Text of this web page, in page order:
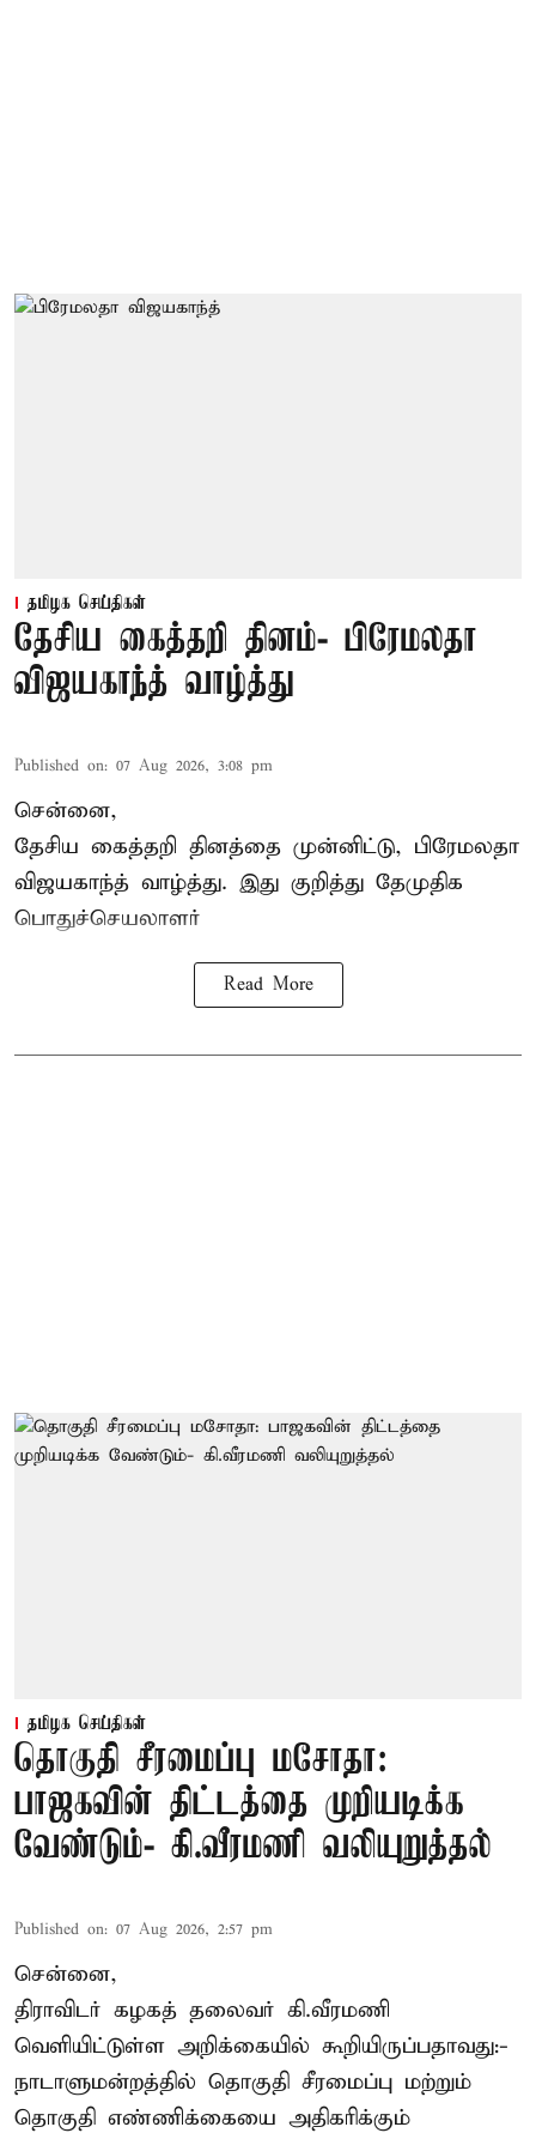
தமிழக செய்திகள்
தேசிய கைத்தறி தினம்- பிரேமலதா
விஜயகாந்த் வாழ்த்து
Published on: 07 Aug 2026, 3:08 pm
சென்னை,
தேசிய கைத்தறி தினத்தை முன்னிட்டு, பிரேமலதா
விஜயகாந்த் வாழ்த்து. இது குறித்து தேமுதிக
பொதுச்செயலாளர்
Read More
தமிழக செய்திகள்
தொகுதி சீரமைப்பு மசோதா:
பாஜகவின் திட்டத்தை முறியடிக்க
வேண்டும்- கி.வீரமணி வலியுறுத்தல்
Published on: 07 Aug 2026, 2:57 pm
சென்னை,
திராவிடர் கழகத் தலைவர் கி.வீரமணி
வெளியிட்டுள்ள அறிக்கையில் கூறியிருப்பதாவது:-
நாடாளுமன்றத்தில் தொகுதி சீரமைப்பு மற்றும்
தொகுதி எண்ணிக்கையை அதிகரிக்கும்